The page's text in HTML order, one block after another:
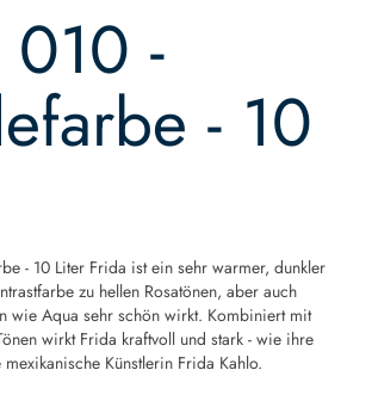
-
- 10
- 10 Liter Frida ist ein sehr warmer, dunkler
zu hellen Rosatönen, aber auch
wie Aqua sehr schön wirkt. Kombiniert mit
wirkt Frida kraftvoll und stark - wie ihre
Künstlerin Frida Kahlo.